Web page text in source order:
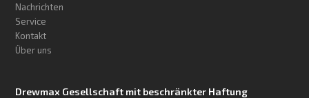
Nachrichten
Service
Kontakt
Über uns
Drewmax Gesellschaft mit beschränkter Haftung